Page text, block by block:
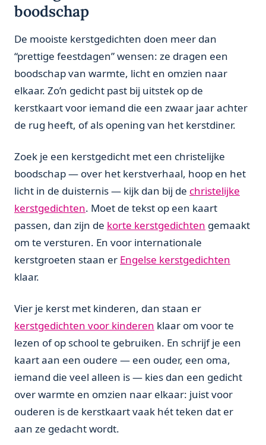
boodschap
De mooiste kerstgedichten doen meer dan
“prettige feestdagen” wensen: ze dragen een
boodschap van warmte, licht en omzien naar
elkaar. Zo’n gedicht past bij uitstek op de
kerstkaart voor iemand die een zwaar jaar achter
de rug heeft, of als opening van het kerstdiner.
Zoek je een kerstgedicht met een christelijke
boodschap — over het kerstverhaal, hoop en het
licht in de duisternis — kijk dan bij de christelijke
kerstgedichten. Moet de tekst op een kaart
passen, dan zijn de korte kerstgedichten gemaakt
om te versturen. En voor internationale
kerstgroeten staan er Engelse kerstgedichten
klaar.
Vier je kerst met kinderen, dan staan er
kerstgedichten voor kinderen klaar om voor te
lezen of op school te gebruiken. En schrijf je een
kaart aan een oudere — een ouder, een oma,
iemand die veel alleen is — kies dan een gedicht
over warmte en omzien naar elkaar: juist voor
ouderen is de kerstkaart vaak hét teken dat er
aan ze gedacht wordt.